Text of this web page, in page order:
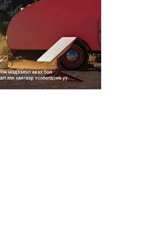
долоо хоногт 29,44...
05
замын
оролцох зохицуу...
05